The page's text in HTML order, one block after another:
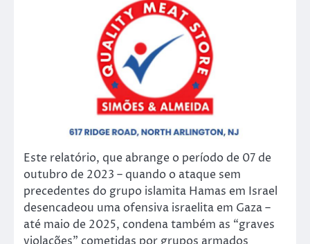
Este relatório, que abrange o período de 07 de
outubro de 2023 – quando o ataque sem
precedentes do grupo islamita Hamas em Israel
desencadeou uma ofensiva israelita em Gaza –
até maio de 2025, condena também as “graves
violações” cometidas por grupos armados